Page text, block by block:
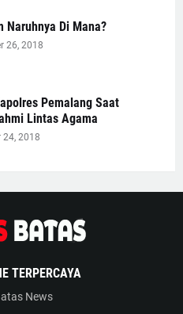
Naruhnya Di Mana?
26, 2018
Pemalang Saat
Lintas Agama
24, 2018
TERPERCAYA
News